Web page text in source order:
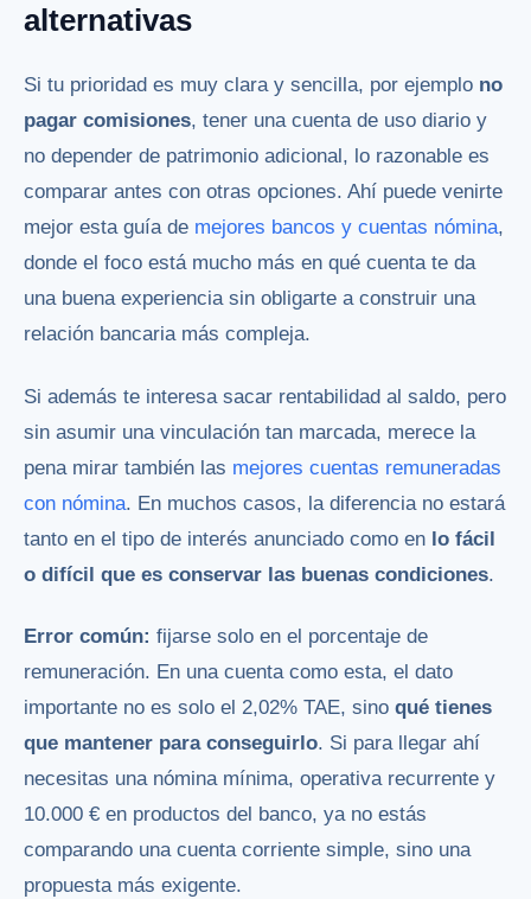
alternativas
Si tu prioridad es muy clara y sencilla, por ejemplo no
pagar comisiones, tener una cuenta de uso diario y
no depender de patrimonio adicional, lo razonable es
comparar antes con otras opciones. Ahí puede venirte
mejor esta guía de mejores bancos y cuentas nómina,
donde el foco está mucho más en qué cuenta te da
una buena experiencia sin obligarte a construir una
relación bancaria más compleja.
Si además te interesa sacar rentabilidad al saldo, pero
sin asumir una vinculación tan marcada, merece la
pena mirar también las mejores cuentas remuneradas
con nómina. En muchos casos, la diferencia no estará
tanto en el tipo de interés anunciado como en lo fácil
o difícil que es conservar las buenas condiciones.
Error común: fijarse solo en el porcentaje de
remuneración. En una cuenta como esta, el dato
importante no es solo el 2,02% TAE, sino qué tienes
que mantener para conseguirlo. Si para llegar ahí
necesitas una nómina mínima, operativa recurrente y
10.000 € en productos del banco, ya no estás
comparando una cuenta corriente simple, sino una
propuesta más exigente.